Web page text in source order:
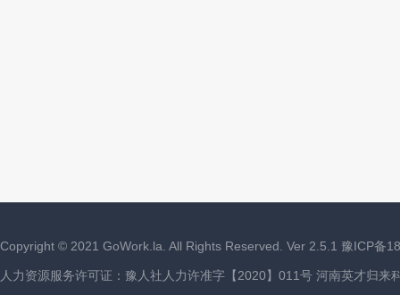
Copyright © 2021 GoWork.la. All Rights Reserved. Ver 2.5.1 豫ICP备
人力资源服务许可证：豫人社人力许准字【2020】011号 河南英才归来